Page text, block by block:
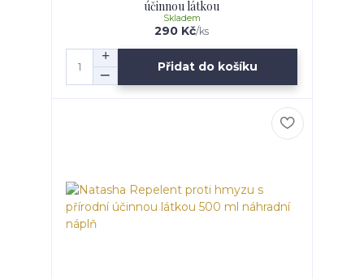
účinnou látkou
290 Kč/ks
Skladem
Přidat do košíku